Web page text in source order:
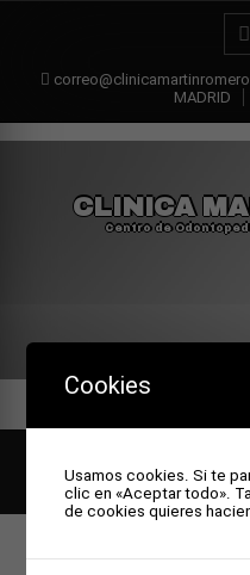
MADRID
CLINICA
Centro de
Cookies
Usamos cookies. Si te
clic en «Aceptar todo».
de cookies quieres